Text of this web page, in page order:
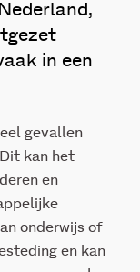
in een
gevallen
kan het
en
onderwijs of
en kan